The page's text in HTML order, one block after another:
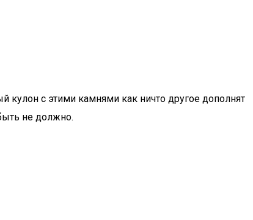
с этими камнями как ничто другое дополнят
не должно.